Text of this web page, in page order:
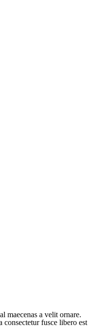
maecenas a velit ornare.
fusce libero est